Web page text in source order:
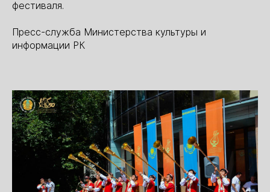
фестиваля.
Пресс-служба Министерства культуры и
информации РК